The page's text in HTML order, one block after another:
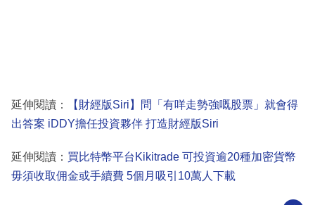
延伸閱讀：
【財經版Siri】問「有咩走勢強嘅股票」就會得
出答案 iDDY擔任投資夥伴 打造財經版Siri
延伸閱讀： 買比特幣平台Kikitrade 可投資逾20種加密貨幣
毋須收取佣金或手續費 5個月吸引10萬人下載